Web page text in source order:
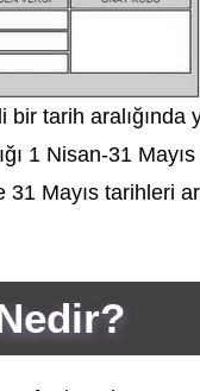
tarih aralığında
1 Nisan-31
Mayıs tarihleri